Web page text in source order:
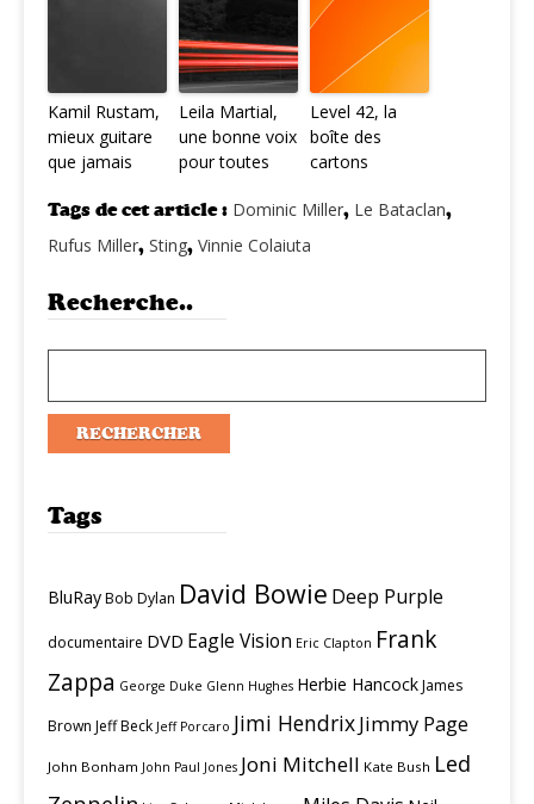
Kamil Rustam,
mieux guitare
que jamais
Leila Martial,
une bonne voix
pour toutes
Level 42, la
boîte des
cartons
Tags de cet article : Dominic Miller, Le Bataclan,
Rufus Miller, Sting, Vinnie Colaiuta
Recherche..
Tags
BluRayBob Dylan David Bowie Deep Purple
documentaire DVD Eagle Vision Eric Clapton Frank
Zappa George Duke Glenn Hughes Herbie HancockJames
Brown Jeff Beck Jeff Porcaro Jimi HendrixJimmy Page
John Bonham John Paul Jones Joni Mitchell Kate Bush Led